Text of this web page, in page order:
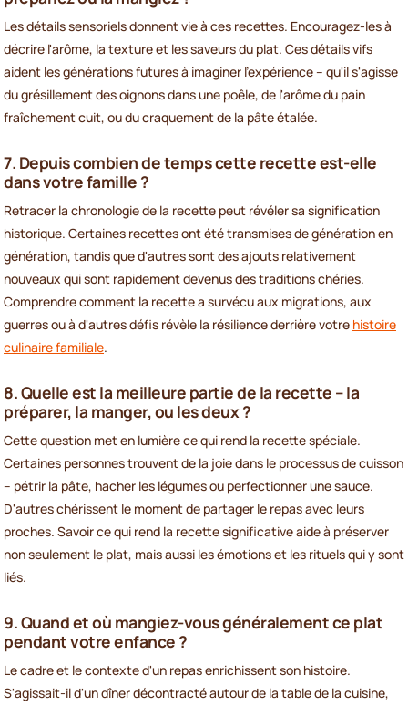
Les détails sensoriels donnent vie à ces recettes. Encouragez-les à
décrire l'arôme, la texture et les saveurs du plat. Ces détails vifs
aident les générations futures à imaginer l'expérience – qu'il s'agisse
du grésillement des oignons dans une poêle, de l'arôme du pain
fraîchement cuit, ou du craquement de la pâte étalée.
7. Depuis combien de temps cette recette est-elle
dans votre famille ?
Retracer la chronologie de la recette peut révéler sa signification
historique. Certaines recettes ont été transmises de génération en
génération, tandis que d'autres sont des ajouts relativement
nouveaux qui sont rapidement devenus des traditions chéries.
Comprendre comment la recette a survécu aux migrations, aux
guerres ou à d'autres défis révèle la résilience derrière votre histoire
culinaire familiale.
8. Quelle est la meilleure partie de la recette – la
préparer, la manger, ou les deux ?
Cette question met en lumière ce qui rend la recette spéciale.
Certaines personnes trouvent de la joie dans le processus de cuisson
– pétrir la pâte, hacher les légumes ou perfectionner une sauce.
D'autres chérissent le moment de partager le repas avec leurs
proches. Savoir ce qui rend la recette significative aide à préserver
non seulement le plat, mais aussi les émotions et les rituels qui y sont
liés.
9. Quand et où mangiez-vous généralement ce plat
pendant votre enfance ?
Le cadre et le contexte d'un repas enrichissent son histoire.
S'agissait-il d'un dîner décontracté autour de la table de la cuisine,